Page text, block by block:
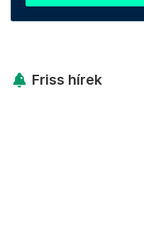
Friss hírek